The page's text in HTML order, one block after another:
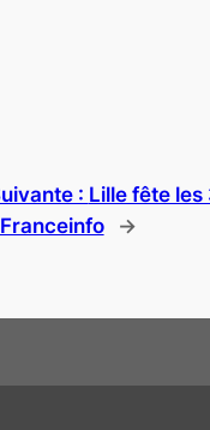
: Lille fête
| Franceinfo
→